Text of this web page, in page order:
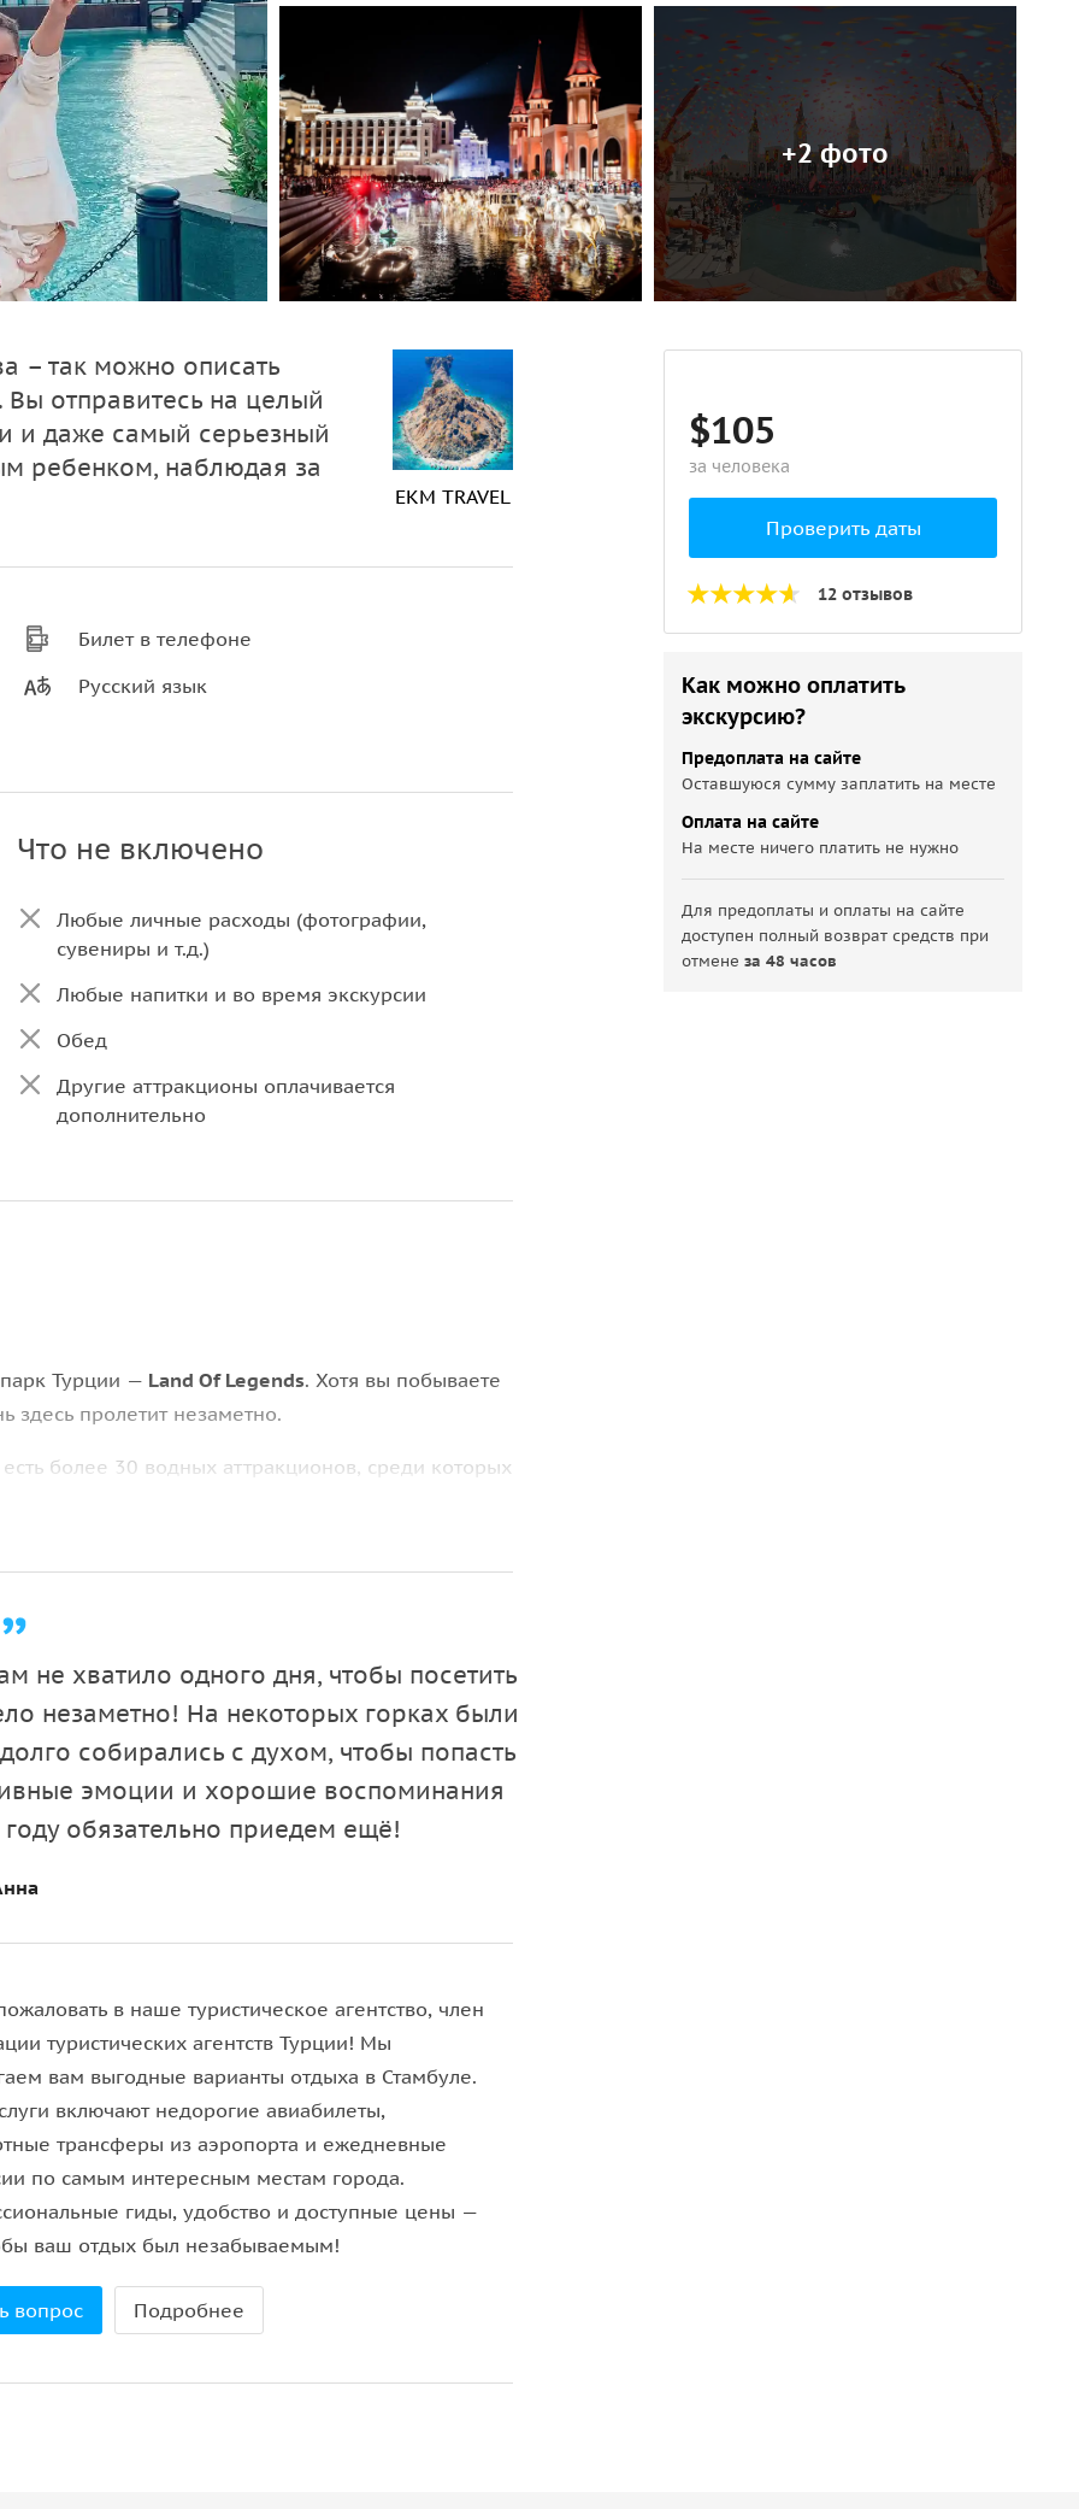
+2 фото
– так можно описать
отправитесь на целый
и даже самый серьезный
ребенком, наблюдая за
EKM TRAVEL
Билет в телефоне
Русский язык
Что не включено
Любые личные расходы (фотографии,
сувениры и т.д.)
Любые напитки и во время экскурсии
Обед
Другие аттракционы оплачивается
дополнительно
Турции — Land Of Legends. Хотя вы побываете
здесь пролетит незаметно.
более 30 водных аттракционов, среди которых
фонтаны и водные пушки для детей. Вы
водные горки
из ресторанов, а затем вас ждет посещение
исполняющих невероятные трюки, а после шоу
10 TL).
(по желанию).
предоставляется, за исключением тех случаев,
того, чтобы забронировать на ребенка место в
заказ.
не хватило одного дня, чтобы посетить
незаметно! На некоторых горках были
собирались с духом, чтобы попасть
эмоции и хорошие воспоминания
обязательно приедем ещё!
в наше туристическое агентство, член
туристических агентств Турции! Мы
вам выгодные варианты отдыха в Стамбуле.
включают недорогие авиабилеты,
трансферы из аэропорта и ежедневные
по самым интересным местам города.
гиды, удобство и доступные цены —
ваш отдых был незабываемым!
вопрос Подробнее
$105
за человека
Проверить даты
12 отзывов
Как можно оплатить
экскурсию?
Предоплата на сайте
Оставшуюся сумму заплатить на месте
Оплата на сайте
На месте ничего платить не нужно
Для предоплаты и оплаты на сайте
доступен полный возврат средств при
отменеза 48 часов